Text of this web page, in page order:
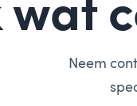
Neem